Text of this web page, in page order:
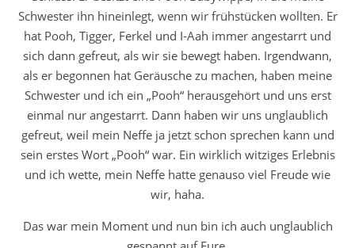
Schwester ihn hineinlegt, wenn wir frühstücken wollten. Er
hat Pooh, Tigger, Ferkel und I-Aah immer angestarrt und
sich dann gefreut, als wir sie bewegt haben. Irgendwann,
als er begonnen hat Geräusche zu machen, haben meine
Schwester und ich ein „Pooh“ herausgehört und uns erst
einmal nur angestarrt. Dann haben wir uns unglaublich
gefreut, weil mein Neffe ja jetzt schon sprechen kann und
sein erstes Wort „Pooh“ war. Ein wirklich witziges Erlebnis
und ich wette, mein Neffe hatte genauso viel Freude wie
wir, haha.
Das war mein Moment und nun bin ich auch unglaublich